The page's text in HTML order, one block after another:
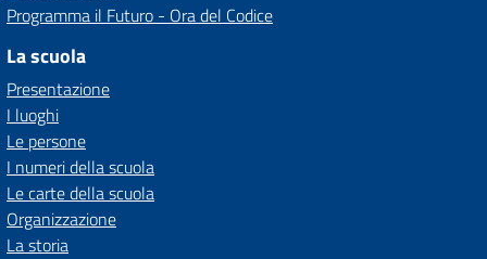
Programma il Futuro - Ora del Codice
La scuola
Presentazione
I luoghi
Le persone
I numeri della scuola
Le carte della scuola
Organizzazione
La storia